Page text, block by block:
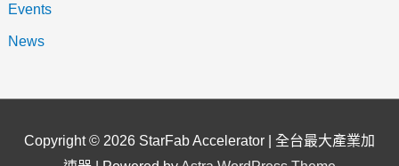
Events
News
Copyright © 2026 StarFab Accelerator | 全台最大產業加